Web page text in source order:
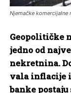
Njemačke
Geopolitičke
jedno od
nekretnina.
vala inflacije
banke